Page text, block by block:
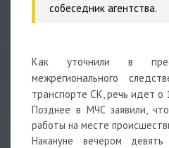
собеседник агентства.
Как уточнили в
межрегионального
транспорте СК, речь идет о
Позднее в МЧС заявили,
работы на месте
Накануне вечером девять